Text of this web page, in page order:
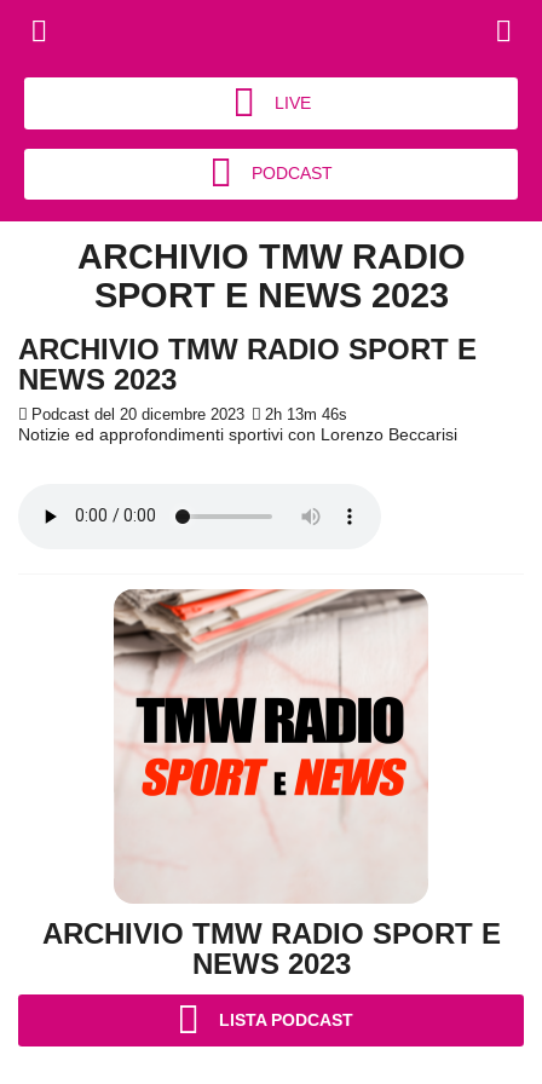
LIVE
PODCAST
ARCHIVIO TMW RADIO
SPORT E NEWS 2023
ARCHIVIO TMW RADIO SPORT E
NEWS 2023
Podcast del 20 dicembre 2023 2h 13m 46s
Notizie ed approfondimenti sportivi con Lorenzo Beccarisi
ARCHIVIO TMW RADIO SPORT E
NEWS 2023
LISTA PODCAST